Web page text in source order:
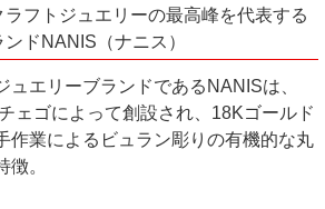
フトジュエリーの最高峰を代表する
ドNANIS（ナニス）
ュエリーブランドであるNANISは、
ェゴによって創設され、18Kゴールド
作業によるビュラン彫りの有機的な丸
。